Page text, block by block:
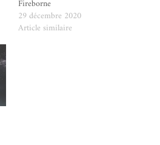
Fireborne
29 décembre 2020
Article similaire